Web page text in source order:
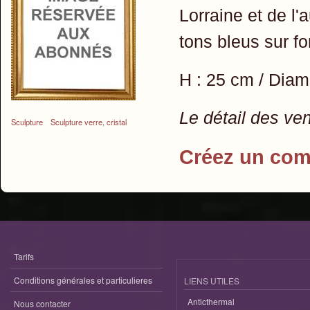
Sculpture Sculpture verre, cristal
Lorraine et de
tons bleus sur
H : 25 cm /
Le détail des
Créez un
Tarifs
Conditions générales et particulieres
Nous contacter
LIENS UTILES
Anticthermal